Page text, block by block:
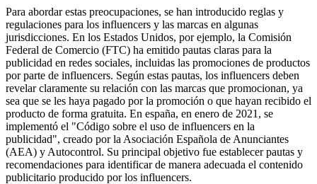
Para abordar estas preocupaciones, se han introducido reglas y
regulaciones para los influencers y las marcas en algunas
jurisdicciones. En los Estados Unidos, por ejemplo, la Comisión
Federal de Comercio (FTC) ha emitido pautas claras para la
publicidad en redes sociales, incluidas las promociones de productos
por parte de influencers. Según estas pautas, los influencers deben
revelar claramente su relación con las marcas que promocionan, ya
sea que se les haya pagado por la promoción o que hayan recibido el
producto de forma gratuita. En españa, en enero de 2021, se
implementó el "Código sobre el uso de influencers en la
publicidad", creado por la Asociación Española de Anunciantes
(AEA) y Autocontrol. Su principal objetivo fue establecer pautas y
recomendaciones para identificar de manera adecuada el contenido
publicitario producido por los influencers.